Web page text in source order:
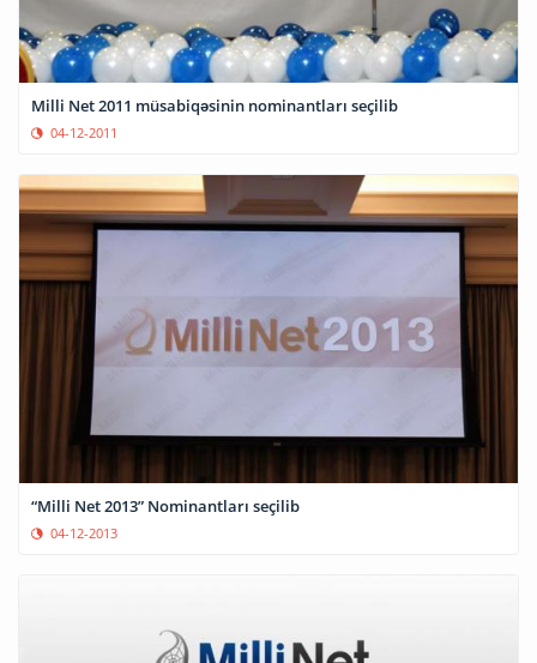
Milli Net 2011 müsabiqəsinin nominantları seçilib
04-12-2011
“Milli Net 2013” Nominantları seçilib
04-12-2013